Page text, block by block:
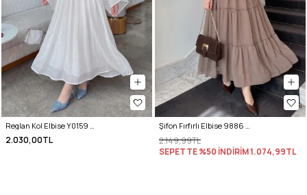
Reglan Kol Elbise Y0159 - BEYAZ
2.030,00TL
Şifon Fırfırlı Elbise 9886 - VİZON
2.149,99TL
SEPETTE %50 İNDİRİM1.074,99TL